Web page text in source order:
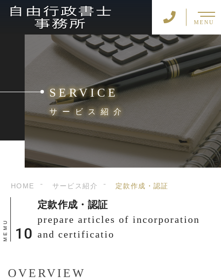
MENU
SERVICE
サービス紹介
HOME サービス紹介 定款作成・認証
定款作成・認証
prepare articles of incorporation
and certificatio
OVERVIEW